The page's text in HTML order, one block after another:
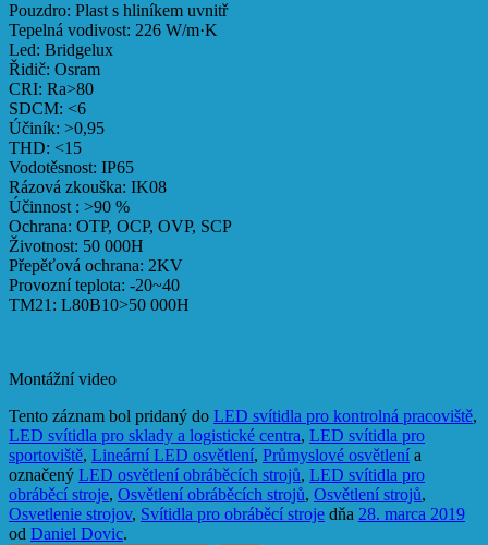
Pouzdro: Plast s hliníkem uvnitř
Tepelná vodivost: 226 W/m·K
Led: Bridgelux
Řidič: Osram
CRI: Ra>80
SDCM: <6
Účiník: >0,95
THD: <15
Vodotěsnost: IP65
Rázová zkouška: IK08
Účinnost : >90 %
Ochrana: OTP, OCP, OVP, SCP
Životnost: 50 000H
Přepěťová ochrana: 2KV
Provozní teplota: -20~40
TM21: L80B10>50 000H
Montážní video
Tento záznam bol pridaný do LED svítidla pro kontrolná pracoviště,
LED svítidla pro sklady a logistické centra, LED svítidla pro
sportoviště, Lineární LED osvětlení, Průmyslové osvětlení a
označený LED osvětlení obráběcích strojů, LED svítidla pro
obráběcí stroje, Osvětlení obráběcích strojů, Osvětlení strojů,
Osvetlenie strojov, Svítidla pro obráběcí stroje dňa 28. marca 2019
od Daniel Dovic.